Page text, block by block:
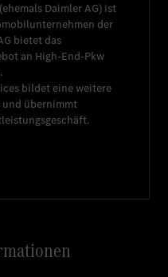
(ehemals Daimler AG) ist
der
bietet das
an High-End-Pkw
bildet eine weitere
und übernimmt